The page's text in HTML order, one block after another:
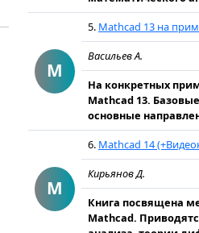
M
5. Mathcad 13 на
Васильев А.
На конкретных
Mathcad 13.
основные
M
6. Mathcad 14
Кирьянов Д.
Книга посвящена
Mathcad.